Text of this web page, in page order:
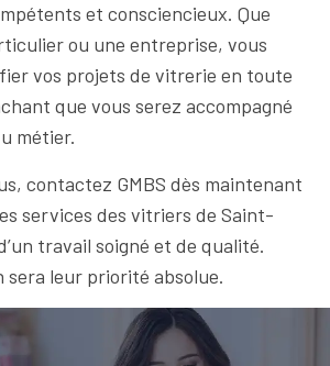
et consciencieux. Que
ou une entreprise, vous
vos projets de vitrerie en toute
que vous serez accompagné
métier.
contactez GMBS dès maintenant
services des vitriers de Saint-
travail soigné et de qualité.
leur priorité absolue.